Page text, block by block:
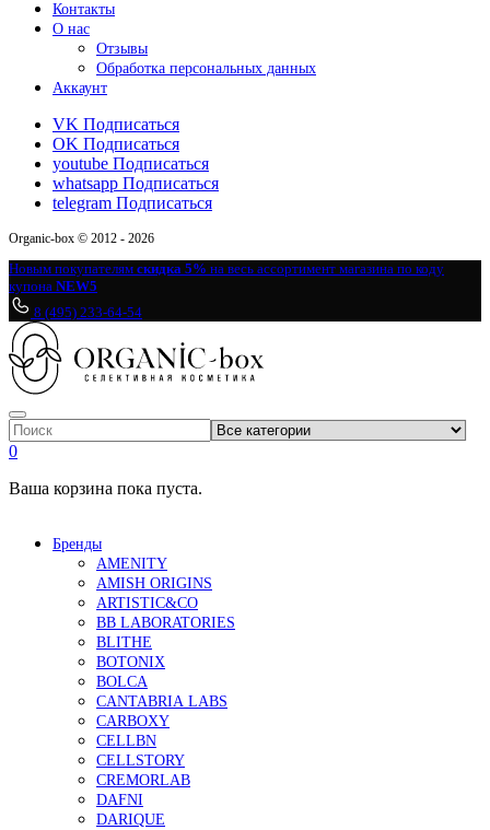
Контакты
О нас
Отзывы
Обработка персональных данных
Аккаунт
VK Подписаться
OK Подписаться
youtube Подписаться
whatsapp Подписаться
telegram Подписаться
Organic-box © 2012 - 2026
Новым покупателям скидка 5% на весь ассортимент магазина по коду
купона NEW5
8 (495) 233-64-54
0
Ваша корзина пока пуста.
Бренды
AMENITY
AMISH ORIGINS
ARTISTIC&CO
BB LABORATORIES
BLITHE
BOTONIX
BOLCA
CANTABRIA LABS
CARBOXY
CELLBN
CELLSTORY
CREMORLAB
DAFNI
DARIQUE